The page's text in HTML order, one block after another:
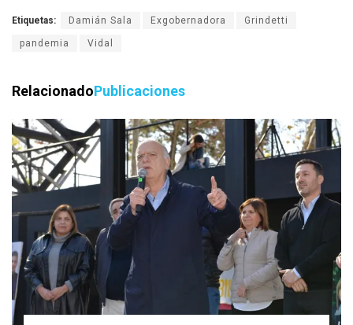
Etiquetas: Damián Sala Exgobernadora Grindetti
pandemia Vidal
RelacionadoPublicaciones